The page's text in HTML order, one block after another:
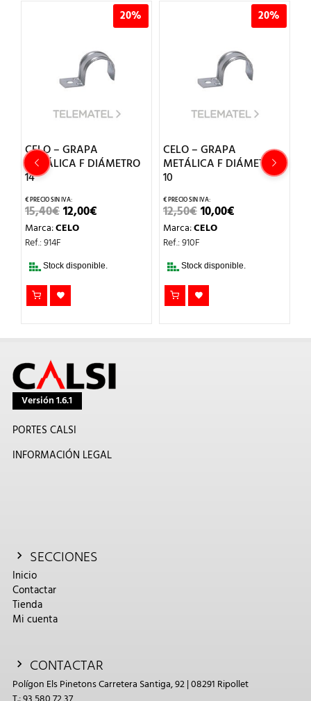
F DIÁMETRO
PRECIO
ORIGINAL
ERA:
12,00€EL
PRECIO
ACTUAL
ES:
disponible.
CELO – GRAPA
METÁLICA F DIÁMETRO
PRECIO
ORIGINAL
ERA:
10,00€EL
PRECIO
ACTUAL
ES:
Stock disponible.
CELO –
TIRAFONDO
ABRAZ.M6x30
Versión 1.6.1
PORTES CALSI
INFORMACIÓN LEGAL
SECCIONES
Inicio
Contactar
Tienda
Mi cuenta
CONTACTAR
Polígon Els Pinetons Carretera Santiga, 92 | 08291 Ripollet